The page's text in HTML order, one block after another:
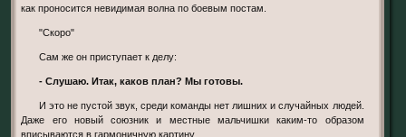
как проносится невидимая волна по боевым постам.
"Скоро"
Сам же он приступает к делу:
- Слушаю. Итак, каков план? Мы готовы.
И это не пустой звук, среди команды нет лишних и случайных людей.
Даже его новый союзник и местные мальчишки каким-то образом
вписываются в гармоничную картину.